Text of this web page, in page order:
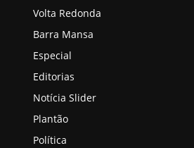
Volta Redonda
Barra Mansa
Especial
Editorias
Notícia Slider
Plantão
Política